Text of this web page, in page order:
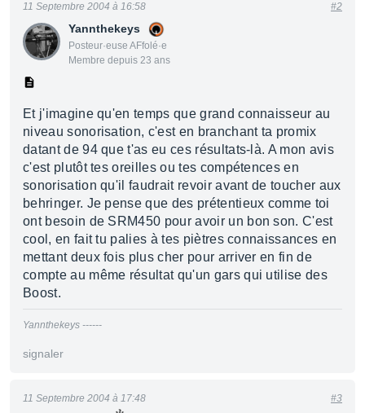
Yannthekeys
Posteur·euse AFfolé·e
Membre depuis 23 ans
11 Septembre 2004 à 16:58 #2
Et j'imagine qu'en temps que grand connaisseur au
niveau sonorisation, c'est en branchant ta promix
datant de 94 que t'as eu ces résultats-là. A mon avis
c'est plutôt tes oreilles ou tes compétences en
sonorisation qu'il faudrait revoir avant de toucher aux
behringer. Je pense que des prétentieux comme toi
ont besoin de SRM450 pour avoir un bon son. C'est
cool, en fait tu palies à tes piètres connaissances en
mettant deux fois plus cher pour arriver en fin de
compte au même résultat qu'un gars qui utilise des
Boost.
Yannthekeys ------
signaler
11 Septembre 2004 à 17:48 #3